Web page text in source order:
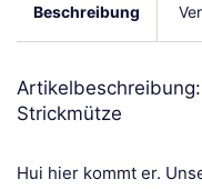
Beschreibung
Strickmütze
Hui hier kommt er.